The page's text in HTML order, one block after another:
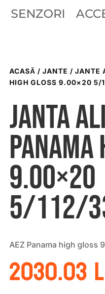
SENZORI
ACASĂ / JANTE / JANTE
HIGH GLOSS 9.00×20 5/
Janta
9.00×20
5/112/
AEZ Panama high gloss
2030.03